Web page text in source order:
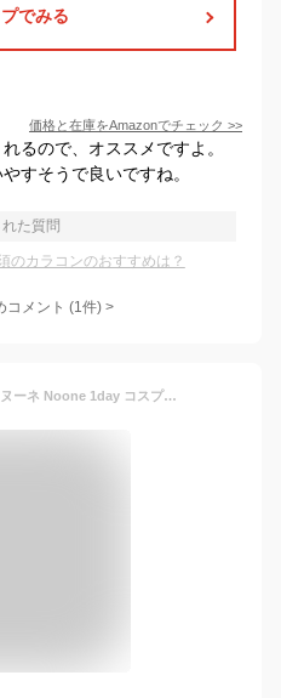
でみる
価格と在庫をAmazonでチェック >>
るので、オススメですよ。
すそうで良いですね。
た質問
のカラコンのおすすめは？
コメント (1件) >
【アウトレット】 カラコン ヌーネ Noone 1day コスプレ 1箱2枚入り ワンデー コスプレ 青 グレー 度 あり お試し 紫 ワンデー ハロウィン 地雷系 緑 ピンク セール パープル 特殊 通販 高度管理医療機器 黄緑 金